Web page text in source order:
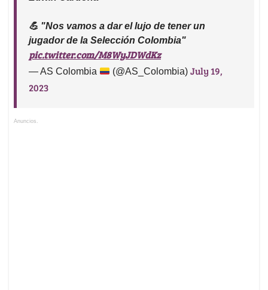
💪 "Nos vamos a dar el lujo de tener un
jugador de la Selección Colombia"
pic.twitter.com/M8WyJDWdKz
— AS Colombia (@AS_Colombia)July 19,
2023
Anuncios.